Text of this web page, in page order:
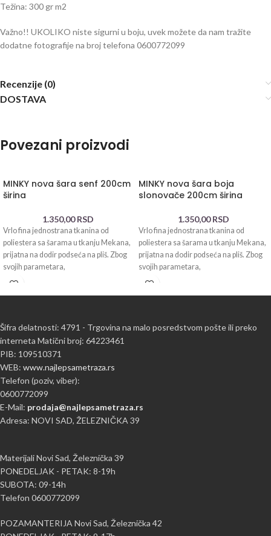
Težina: 300 gr m2
Važno!! UKOLIKO niste sigurni u boju, uvek možete da nam tražite
dodatne fotografije na broj telefona 0600772099
Recenzije (0)
DOSTAVA
Povezani proizvodi
MINKY nova šara senf 200cm
širina
1.350,00RSD
Vrlo fina jednostrana tkanina od
poliestera sa šarama u tkanju Mekana,
prijatna na dodir podseća na pliš. Zbog
svojih parametara,
MINKY nova šara boja
slonovače 200cm širina
1.350,00RSD
Vrlo fina jednostrana tkanina od
poliestera sa šarama u tkanju Mekana,
prijatna na dodir podseća na pliš. Zbog
svojih parametara,
Šifra delatnosti: 4791 - Trgovina na malo posredstvom pošte ili preko
interneta Matični broj: 64223461
PIB: 109510371
WEB: www.najlepsametraza.rs
Telefon (poziv, viber):
0600772099
E-Mail: prodaja@najlepsametraza.rs
Adresa: NOVI SAD, ŽELEZNIČKA 39
Materijali Novi Sad, Železnička 39
PONEDELJAK - PETAK: 8-19h
SUBOTA: 09-14h
Telefon 0600772099
POZAMANTERIJA Novi Sad, Železnička 42